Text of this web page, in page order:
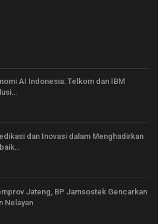
AI Indonesia: Telkom dan IBM
dan Inovasi dalam Menghadirkan
Jateng, BP Jamsostek Gencarkan
Nelayan